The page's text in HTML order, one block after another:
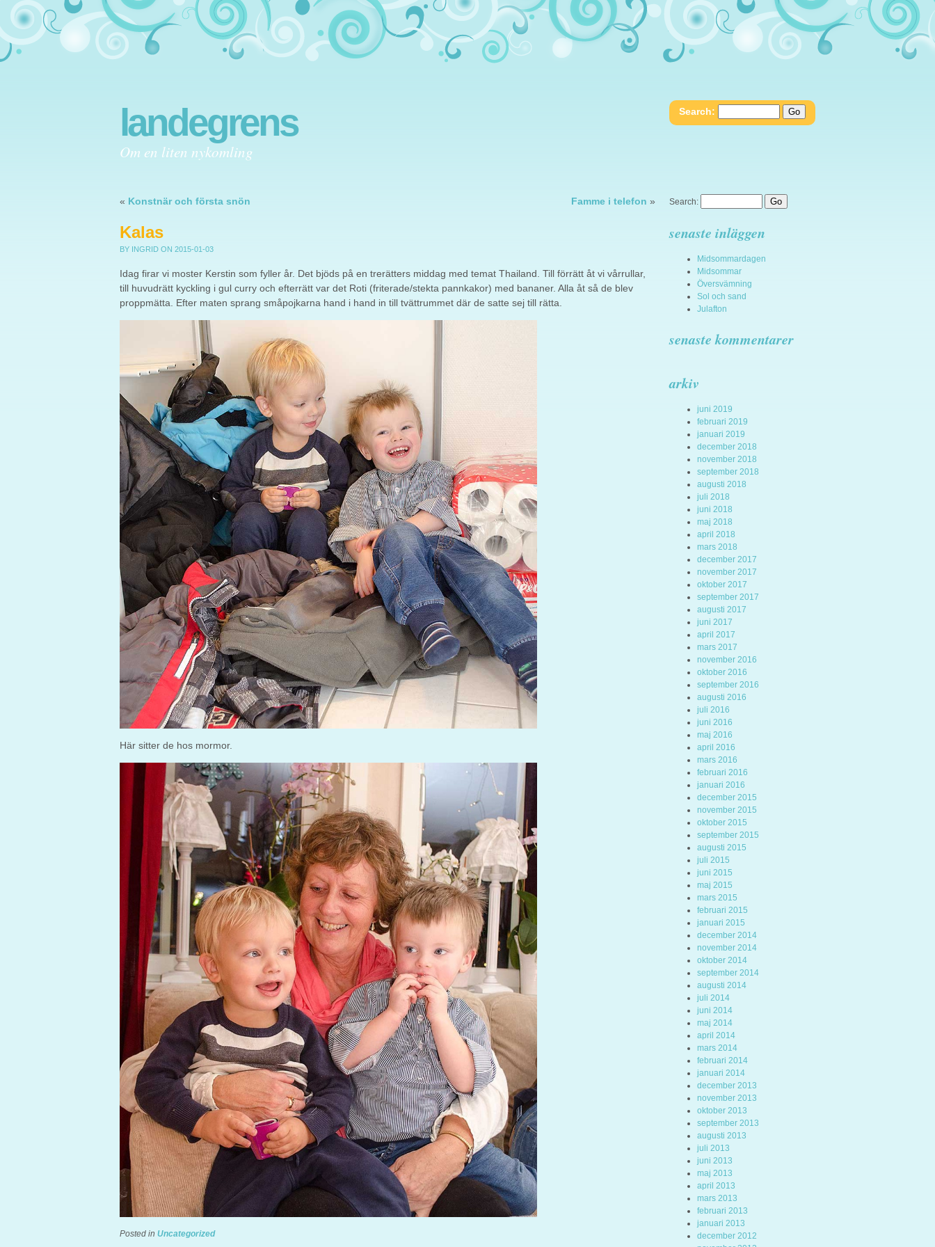
landegrens Search:
Om en liten nykomling
« Konstnär och första snön Famme i telefon »
Kalas
BY INGRID ON 2015-01-03
Idag firar vi moster Kerstin som fyller år. Det bjöds på en trerätters middag med temat Thailand. Till förrätt åt vi vårrullar,
till huvudrätt kyckling i gul curry och efterrätt var det Roti (friterade/stekta pannkakor) med bananer. Alla åt så de blev
proppmätta. Efter maten sprang småpojkarna hand i hand in till tvättrummet där de satte sej till rätta.
Här sitter de hos mormor.
Posted in Uncategorized
Search:
senaste inläggen
Midsommardagen
Midsommar
Översvämning
Sol och sand
Julafton
senaste kommentarer
arkiv
juni 2019
februari 2019
januari 2019
december 2018
november 2018
september 2018
augusti 2018
juli 2018
juni 2018
maj 2018
april 2018
mars 2018
december 2017
november 2017
oktober 2017
september 2017
augusti 2017
juni 2017
april 2017
mars 2017
november 2016
oktober 2016
september 2016
augusti 2016
juli 2016
juni 2016
maj 2016
april 2016
mars 2016
februari 2016
januari 2016
december 2015
november 2015
oktober 2015
september 2015
augusti 2015
juli 2015
juni 2015
maj 2015
mars 2015
februari 2015
januari 2015
december 2014
november 2014
oktober 2014
september 2014
augusti 2014
juli 2014
juni 2014
maj 2014
april 2014
mars 2014
februari 2014
januari 2014
december 2013
november 2013
oktober 2013
september 2013
augusti 2013
juli 2013
juni 2013
maj 2013
april 2013
mars 2013
februari 2013
januari 2013
december 2012